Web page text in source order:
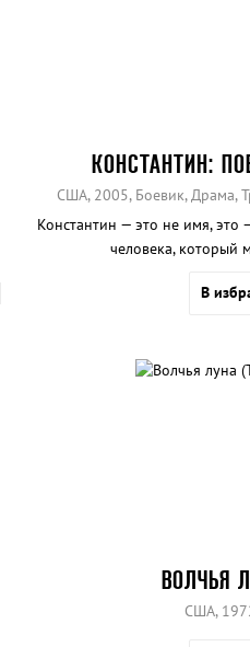
КОНСТАНТИН:
США, 2005, Боевик, Драма,
Константин — это не имя, это
человека, который
В
ВОЛЧЬЯ
США,